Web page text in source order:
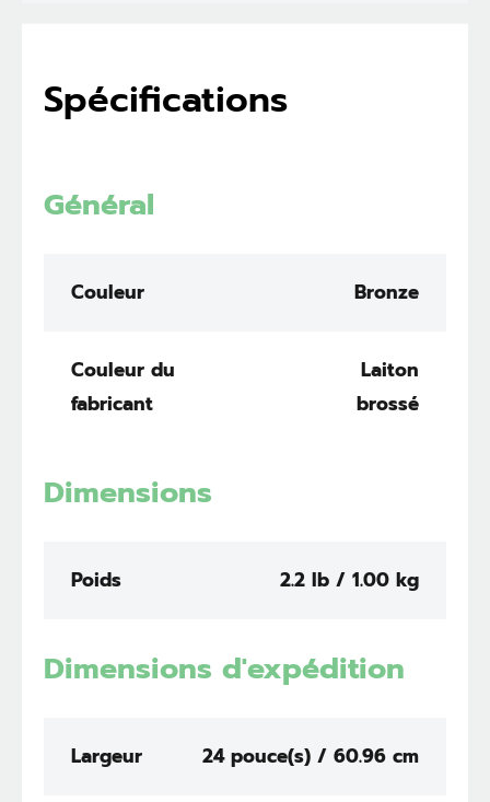
Spécifications
Général
Couleur Bronze
Couleur du
fabricant
Laiton
brossé
Dimensions
Poids 2.2 lb / 1.00 kg
Dimensions d'expédition
Largeur 24 pouce(s) / 60.96 cm